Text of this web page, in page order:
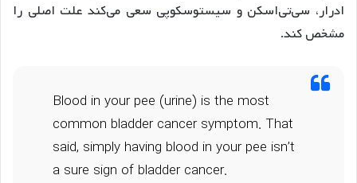
ادرار، سی‌تی‌اسکن و سیستوسکوپی سعی می‌کند علت اصلی را
مشخص کند.
Blood in your pee (urine) is the most
common bladder cancer symptom. That
said, simply having blood in your pee isn’t
a sure sign of bladder cancer.